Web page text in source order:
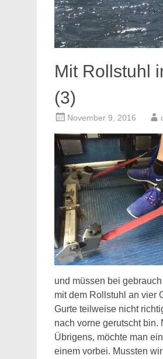
Mit Rollstuhl
(3)
November 9, 2016
und müssen bei
mit dem Rollstuhl an vier
Gurte teilweise nicht
nach vorne gerutscht
Übrigens, möchte man
einem vorbei. Mussten